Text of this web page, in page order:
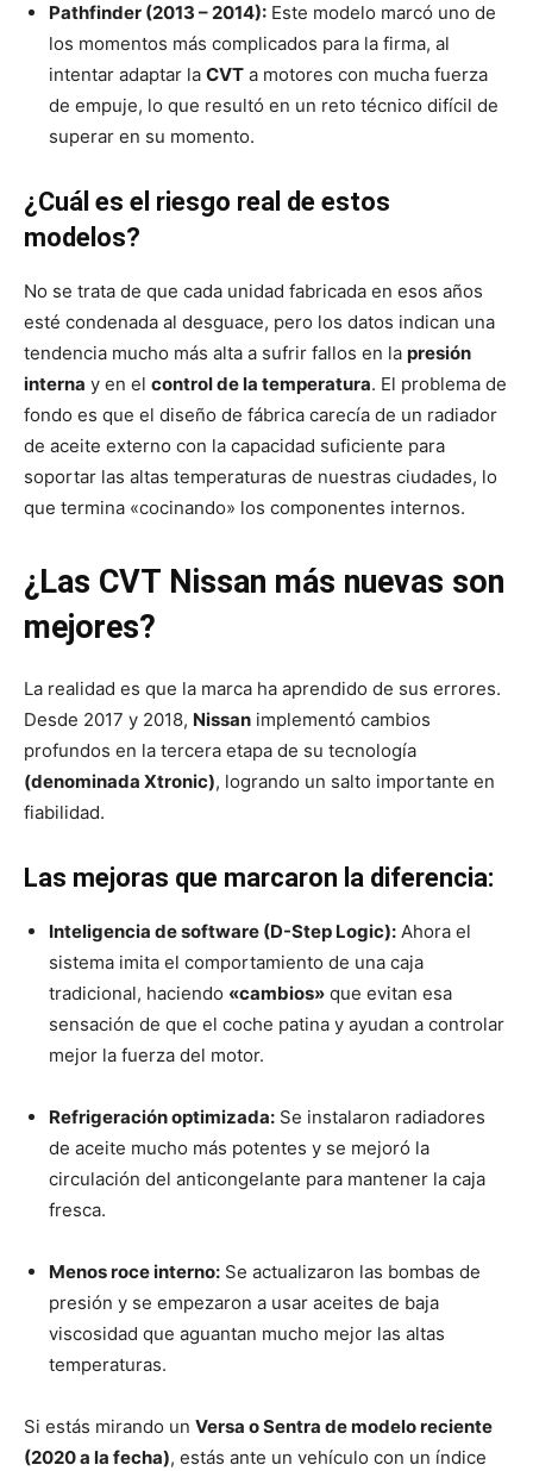
Pathfinder (2013 – 2014): Este modelo marcó uno de
los momentos más complicados para la firma, al
intentar adaptar la CVT a motores con mucha fuerza
de empuje, lo que resultó en un reto técnico difícil de
superar en su momento.
¿Cuál es el riesgo real de estos
modelos?
No se trata de que cada unidad fabricada en esos años
esté condenada al desguace, pero los datos indican una
tendencia mucho más alta a sufrir fallos en la presión
interna y en el control de la temperatura. El problema de
fondo es que el diseño de fábrica carecía de un radiador
de aceite externo con la capacidad suficiente para
soportar las altas temperaturas de nuestras ciudades, lo
que termina «cocinando» los componentes internos.
¿Las CVT Nissan más nuevas son
mejores?
La realidad es que la marca ha aprendido de sus errores.
Desde 2017 y 2018, Nissan implementó cambios
profundos en la tercera etapa de su tecnología
(denominada Xtronic), logrando un salto importante en
fiabilidad.
Las mejoras que marcaron la diferencia:
Inteligencia de software (D-Step Logic): Ahora el
sistema imita el comportamiento de una caja
tradicional, haciendo «cambios» que evitan esa
sensación de que el coche patina y ayudan a controlar
mejor la fuerza del motor.
Refrigeración optimizada: Se instalaron radiadores
de aceite mucho más potentes y se mejoró la
circulación del anticongelante para mantener la caja
fresca.
Menos roce interno: Se actualizaron las bombas de
presión y se empezaron a usar aceites de baja
viscosidad que aguantan mucho mejor las altas
temperaturas.
Si estás mirando un Versa o Sentra de modelo reciente
(2020 a la fecha), estás ante un vehículo con un índice